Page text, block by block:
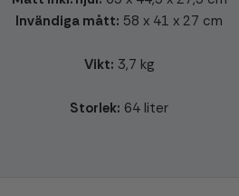
Invändiga mått: 58 x 41 x 27 cm
Vikt: 3,7 kg
Storlek: 64 liter